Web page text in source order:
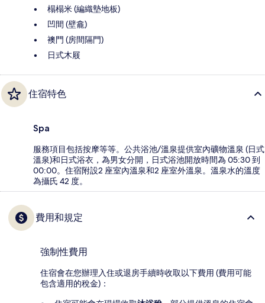
榻榻米 (編織墊地板)
凹間 (壁龕)
襖門 (房間隔門)
日式木屐
住宿特色
Spa
服務項目包括按摩等等。公共浴池/溫泉提供室內礦物溫泉 (日式
溫泉)和日式浴衣，為男女分開，日式浴池開放時間為 05:30 到
00:00。住宿附設2 座室內溫泉和2 座室外溫泉。溫泉水的溫度
為攝氏 42 度。
費用和規定
強制性費用
住宿會在您辦理入住或退房手續時收取以下費用 (費用可能
包含適用的稅金)：